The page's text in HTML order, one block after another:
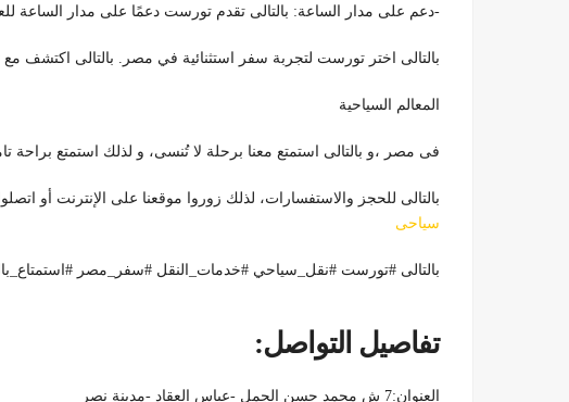
-دعم على مدار الساعة: بالتالى تقدم تورست دعمًا على مدار الساعة
بالتالى اختر تورست لتجربة سفر استثنائية في مصر. بالتالى اكتشف
المعالم السياحية
فى مصر ،و بالتالى استمتع معنا برحلة لا تُنسى، و لذلك استمتع براحة
بالتالى للحجز والاستفسارات، لذلك زوروا موقعنا على الإنترنت أو
سياحى
بالتالى #تورست #نقل_سياحي #خدمات_النقل #سفر_مصر
تفاصيل التواصل:
العنوان:7 ش محمد حسن الجمل -عباس العقاد -مدينة نصر